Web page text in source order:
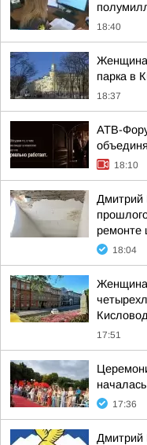
18:40
Женщина
парка в
18:37
АТВ-
18:10
Дмитрий
18:04
Женщина
17:51
17:36
Дмитрий